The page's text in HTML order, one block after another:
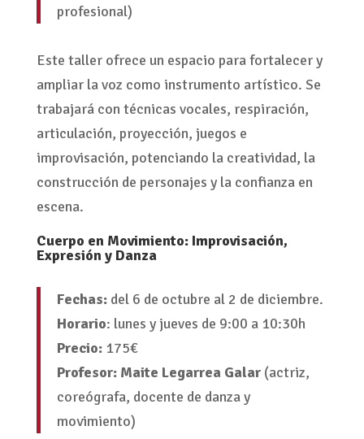
profesional)
Este taller ofrece un espacio para fortalecer y
ampliar la voz como instrumento artístico. Se
trabajará con técnicas vocales, respiración,
articulación, proyección, juegos e
improvisación, potenciando la creatividad, la
construcción de personajes y la confianza en
escena.
Cuerpo en Movimiento: Improvisación,
Expresión y Danza
Fechas: del 6 de octubre al 2 de diciembre.
Horario: lunes y jueves de 9:00 a 10:30h
Precio:175€
Profesor: Maite Legarrea Galar (actriz,
coreógrafa, docente de danza y
movimiento)